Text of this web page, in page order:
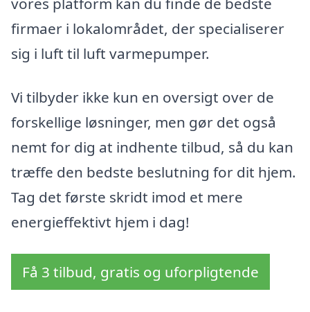
firmaer i lokalområdet, der specialiserer
sig i luft til luft varmepumper.
Vi tilbyder ikke kun en oversigt over de
forskellige løsninger, men gør det også
nemt for dig at indhente tilbud, så du kan
træffe den bedste beslutning for dit hjem.
Tag det første skridt imod et mere
energieffektivt hjem i dag!
Få 3 tilbud, gratis og uforpligtende